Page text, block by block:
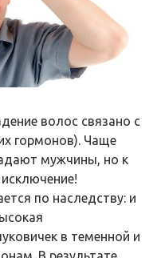
волос связано с
гормонов). Чаще
мужчины, но к
по наследству: и
в теменной и